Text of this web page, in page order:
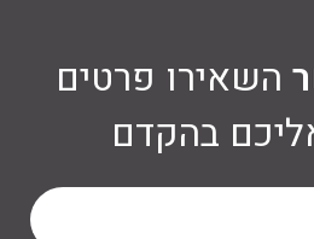
השאירו פרטים
בהקדם